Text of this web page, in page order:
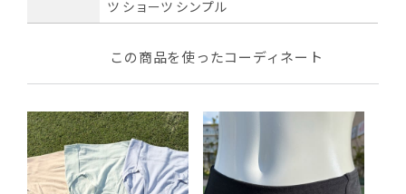
ツ ショーツ シンプル
この商品を使ったコーディネート